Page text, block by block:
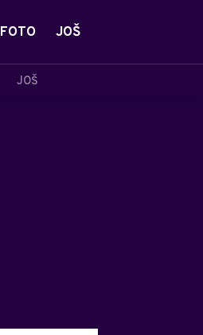
JOŠ
FOTO JOŠ